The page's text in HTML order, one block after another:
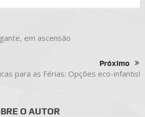
em ascensão
Próximo
para as Férias: Opções eco-infantis!
O AUTOR